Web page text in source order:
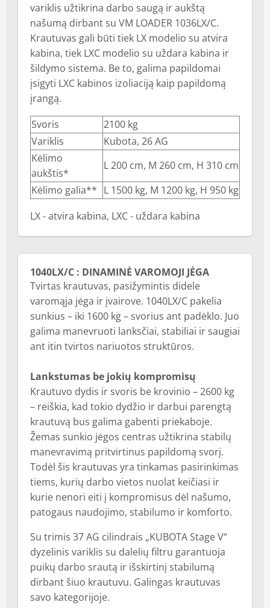
variklis užtikrina darbo saugą ir aukštą
našumą dirbant su VM LOADER 1036LX/C.
Krautuvas gali būti tiek LX modelio su atvira
kabina, tiek LXC modelio su uždara kabina ir
šildymo sistema. Be to, galima papildomai
įsigyti LXC kabinos izoliaciją kaip papildomą
įrangą.
Svoris
2100 kg
Variklis
Kubota, 26 AG
Kėlimo
aukštis*
L 200 cm, M 260 cm, H 310 cm
Kėlimo galia** L 1500 kg, M 1200 kg, H 950 kg
LX - atvira kabina, LXC - uždara kabina
1040LX/C : DINAMINĖ VAROMOJI JĖGA
Tvirtas krautuvas, pasižymintis didele
varomąja jėga ir įvairove. 1040LX/C pakelia
sunkius – iki 1600 kg – svorius ant padėklo. Juo
galima manevruoti lanksčiai, stabiliai ir saugiai
ant itin tvirtos nariuotos struktūros.
Lankstumas be jokių kompromisų
Krautuvo dydis ir svoris be krovinio – 2600 kg
– reiškia, kad tokio dydžio ir darbui parengtą
krautuvą bus galima gabenti priekaboje.
Žemas sunkio jėgos centras užtikrina stabilų
manevravimą pritvirtinus papildomą svorį.
Todėl šis krautuvas yra tinkamas pasirinkimas
tiems, kurių darbo vietos nuolat keičiasi ir
kurie nenori eiti į kompromisus dėl našumo,
patogaus naudojimo, stabilumo ir komforto.
Su trimis 37 AG cilindrais „KUBOTA Stage V“
dyzelinis variklis su dalelių filtru garantuoja
puikų darbo srautą ir išskirtinį stabilumą
dirbant šiuo krautuvu. Galingas krautuvas
savo kategorijoje.